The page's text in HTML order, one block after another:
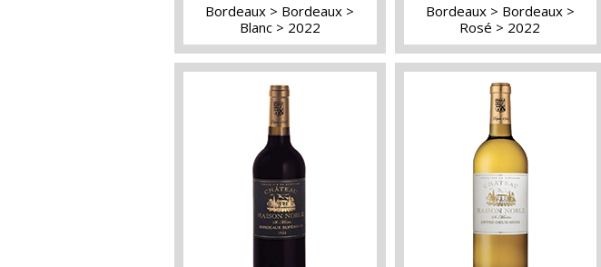
Bordeaux
Bordeaux
Blanc
2022
Bordeaux
Bordeaux
Rosé
2022